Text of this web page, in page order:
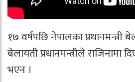
१७ वर्षपछि नेपालका
बेलायती प्रधानमन्त्रीले राजिनामा
भएन ।